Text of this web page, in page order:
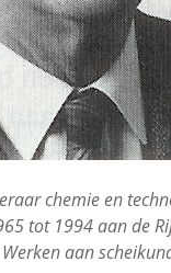
chemie en
tot 1994 aan de
aan